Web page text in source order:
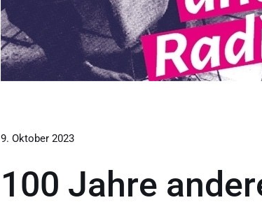
9. Oktober 2023
100 Jahre